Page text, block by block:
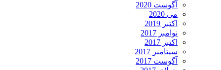
آگوست 2020
می 2020
اکتبر 2019
نوامبر 2017
اکتبر 2017
سپتامبر 2017
آگوست 2017